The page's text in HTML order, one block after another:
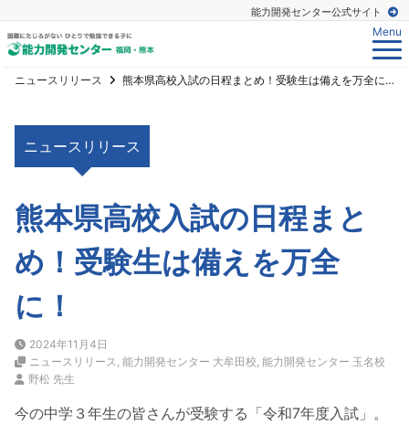
能力開発センター公式サイト
Menu
ニュースリリース 熊本県高校入試の日程まとめ！受験生は備えを万全に！
ニュースリリース
熊本県高校入試の日程まと
め！受験生は備えを万全
に！
2024年11月4日
ニュースリリース, 能力開発センター 大牟田校, 能力開発センター 玉名校
野松 先生
今の中学３年生の皆さんが受験する「令和7年度入試」。